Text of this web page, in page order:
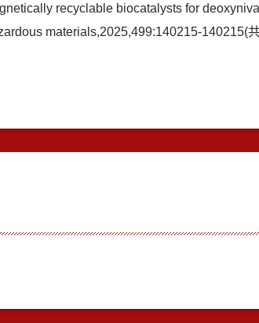
recyclable biocatalysts for
materials,2025,499:140215-140215(